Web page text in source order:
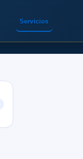
Servicios